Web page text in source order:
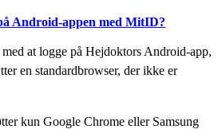
Android-appen med MitID?
at logge på Hejdoktors Android-app,
en standardbrowser, der ikke er
kun Google Chrome eller Samsung